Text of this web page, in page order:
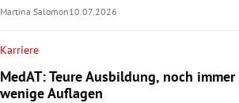
Martina Salomon10.07.2026
Karriere
MedAT: Teure Ausbildung, noch immer
wenige Auflagen